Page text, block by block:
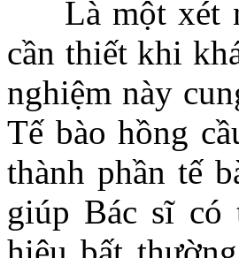
Là một xét
cần thiết khi
nghiệm này
Tế bào hồng
thành phần tế
giúp Bác sĩ có